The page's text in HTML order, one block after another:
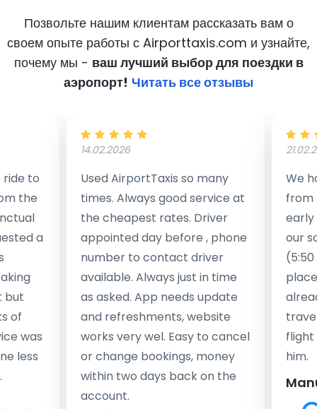
Позвольте нашим клиентам рассказать вам о
своем опыте работы с Airporttaxis.com и узнайте,
почему мы - ваш лучший выбор для поездки в
аэропорт! Читать все отзывы
to
the
a
but
of
was
less
14.02.2026
Used AirportTaxis so many
times. Always good service at
the cheapest rates. Driver
appointed day before , phone
number to contact driver
available. Always just in time
as asked. App needs update
and refreshments, website
works very wel. Easy to cancel
or change bookings, money
within two days back on the
account.
We
from
early
our
flight
him.